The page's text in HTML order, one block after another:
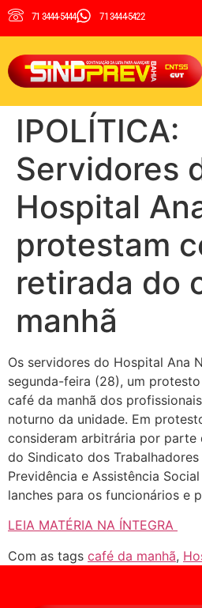
71 3444-5444 71 3444-5422
IPOLÍTICA:
Servidores
Hospital
protestam
retirada do
manhã
Os servidores do Hospital Ana
segunda-feira (28), um
café da manhã dos
noturno da unidade. Em
consideram arbitrária por parte
do Sindicato dos Trabalhadores
Previdência e Assistência
lanches para os funcionários e
LEIA MATÉRIA NA ÍNTEGRA
Com as tags café da manhã,